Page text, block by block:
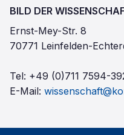
BILD DER
Ernst-Mey-Str. 8
70771 Leinfelden-
Tel: +49 (0)711 7594-
E-Mail: